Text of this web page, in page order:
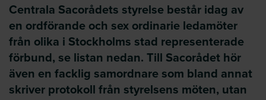
Centrala Sacorådets styrelse består idag av
en ordförande och sex ordinarie ledamöter
från olika i Stockholms stad representerade
förbund, se listan nedan. Till Sacorådet hör
även en facklig samordnare som bland annat
skriver protokoll från styrelsens möten, utan